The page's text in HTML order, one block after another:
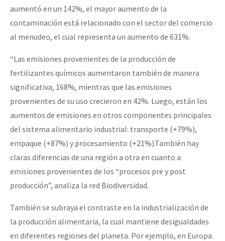
aumentó en un 142%, el mayor aumento de la
contaminación está relacionado con el sector del comercio
al menudeo, el cual representa un aumento de 631%.
“Las emisiones provenientes de la producción de
fertilizantes químicos aumentaron también de manera
significativa, 168%, mientras que las emisiones
provenientes de su uso crecieron en 42%. Luego, están los
aumentos de emisiones en otros componentes principales
del sistema alimentario industrial: transporte (+79%),
empaque (+87%) y procesamiento (+21%).También hay
claras diferencias de una región a otra en cuanto a
emisiones provenientes de los “procesos pre y post
producción”, analiza la red Biodiversidad.
También se subraya el contraste en la industrialización de
la producción alimentaria, la cual mantiene desigualdades
en diferentes regiones del planeta. Por ejemplo, en Europa